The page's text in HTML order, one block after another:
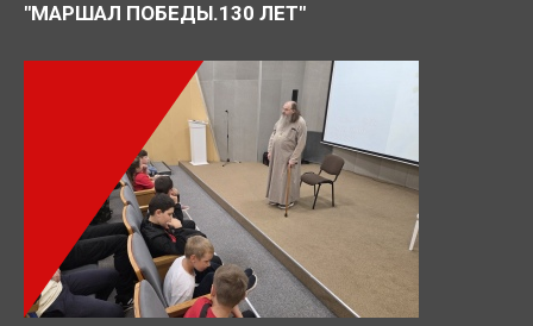
"МАРШАЛ ПОБЕДЫ.130 ЛЕТ"